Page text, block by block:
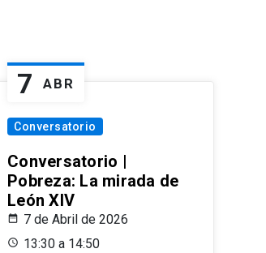
7 ABR
Conversatorio
Conversatorio |
Pobreza: La mirada de
León XIV
7 de Abril de 2026
13:30 a 14:50